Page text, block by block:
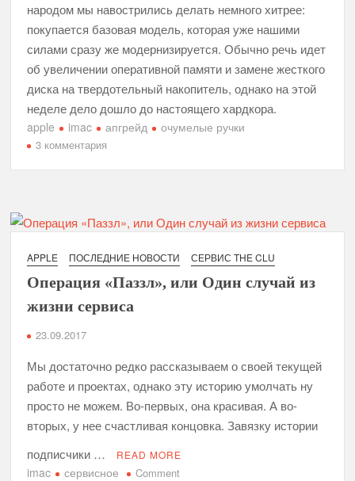
народом мы навострились делать немного хитрее:
покупается базовая модель, которая уже нашими
силами сразу же модернизируется. Обычно речь идет
об увеличении оперативной памяти и замене жесткого
диска на твердотельный накопитель, однако на этой
неделе дело дошло до настоящего хардкора.
apple imac апгрейд очумелые ручки
3 комментария
скоростью:
процессора
в
компьютере
5K
APPLE ПОСЛЕДНИЕ НОВОСТИ СЕРВИС THE CLU
Операция «Паззл», или Один случай из
жизни сервиса
23.09.2017
Мы достаточно редко рассказываем о своей текущей
работе и проектах, однако эту историю умолчать ну
просто не можем. Во-первых, она красивая. А во-
вторых, у нее счастливая концовка. Завязку истории
подписчики …
READ MORE
imac сервисное Commenton